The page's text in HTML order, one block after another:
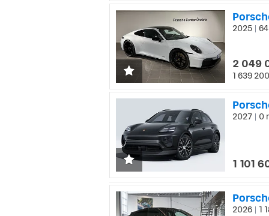
2025
2 049
1 639
2027 0
1 101
2026 1